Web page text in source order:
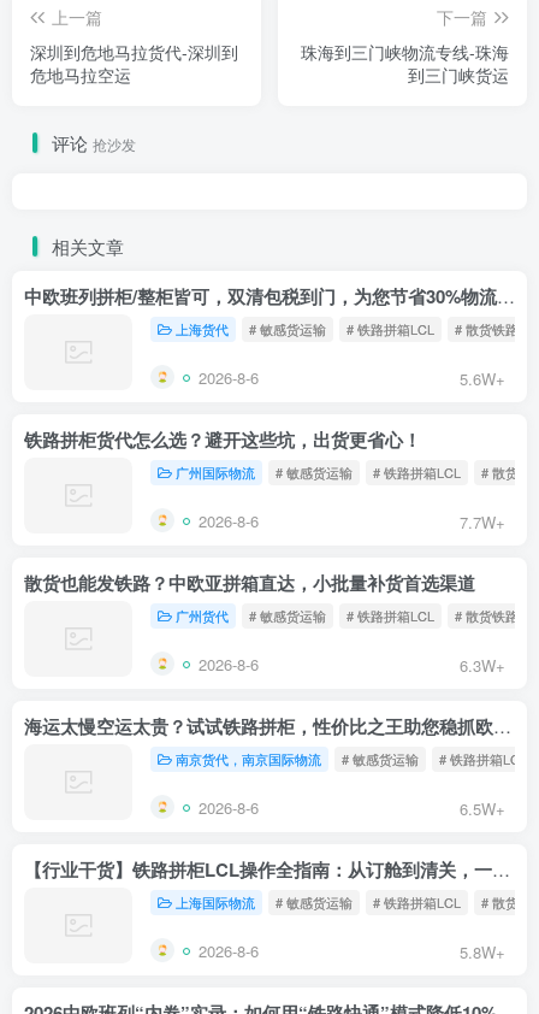
上一篇
深圳到危地马拉货代-深圳到
危地马拉空运
下一篇
珠海到三门峡物流专线-珠海
到三门峡货运
评论 抢沙发
相关文章
中欧班列拼柜/整柜皆可，双清包税到门，为您节省30%物流成本！
上海货代 # 敏感货运输 # 铁路拼箱LCL # 散货铁路
2026-8-6 5.6W+
铁路拼柜货代怎么选？避开这些坑，出货更省心！
广州国际物流 # 敏感货运输 # 铁路拼箱LCL # 散货铁
2026-8-6 7.7W+
散货也能发铁路？中欧亚拼箱直达，小批量补货首选渠道
广州货代 # 敏感货运输 # 铁路拼箱LCL # 散货铁路
2026-8-6 6.3W+
海运太慢空运太贵？试试铁路拼柜，性价比之王助您稳抓欧洲市场
南京货代，南京国际物流 # 敏感货运输 # 铁路拼箱LCL
2026-8-6 6.5W+
【行业干货】铁路拼柜LCL操作全指南：从订舱到清关，一文读懂
上海国际物流 # 敏感货运输 # 铁路拼箱LCL # 散货铁
2026-8-6 5.8W+